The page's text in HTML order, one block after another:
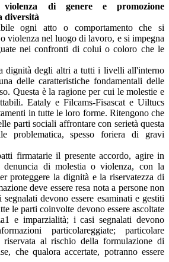
di genere e promozione
diversità
ogni atto o comportamento che si
violenza nel luogo di lavoro, e si impegna
nei confronti di colui o coloro che le
dignità degli altri a tutti i livelli all'interno
delle caratteristiche fondamentali delle
Questa è la ragione per cui le molestie e
Eataly e Filcams-Fisascat e Uiltucs
in tutte le loro forme. Ritengono che
parti sociali affrontare con serietà questa
problematica, spesso foriera di gravi
firmatarie il presente accordo, agire in
denuncia di molestia o violenza, con la
proteggere la dignità e la riservatezza di
deve essere resa nota a persone non
devono essere esaminati e gestiti
le parti coinvolte devono essere ascoltate
e imparzialità; i casi segnalati devono
particolareggiate; particolare
riservata al rischio della formulazione di
che qualora accertate, potranno essere